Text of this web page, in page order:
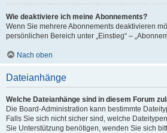
Wie deaktiviere ich meine Abonnements?
Wenn Sie mehrere Abonnements deaktivieren
persönlichen Bereich unter „Einstieg“ –
Nach oben
Dateianhänge
Welche Dateianhänge sind in diesem Forum
Die Board-Administration kann bestimmte
Falls Sie sich nicht sicher sind, welche
Sie Unterstützung benötigen, wenden Sie sich